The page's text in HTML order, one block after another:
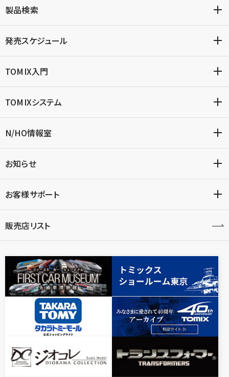
製品検索
発売スケジュール
TOMIX入門
TOMIXシステム
N/HO情報室
お知らせ
お客様サポート
販売店リスト